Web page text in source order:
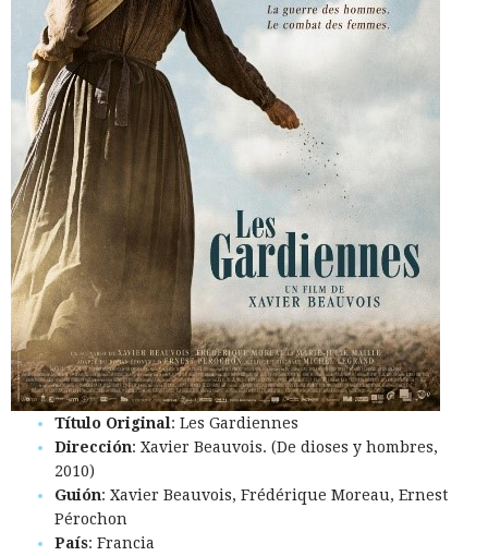
Título Original: Les Gardiennes
Dirección: Xavier Beauvois. (De dioses y hombres,
2010)
Guión: Xavier Beauvois, Frédérique Moreau, Ernest
Pérochon
País: Francia